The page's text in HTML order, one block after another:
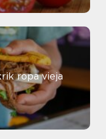
ropa vieja